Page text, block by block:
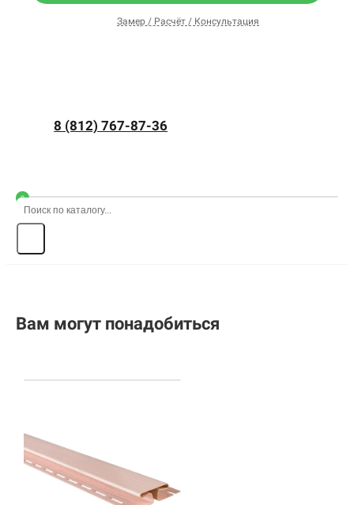
Замер / Расчёт / Консультация
8 (812) 767-87-36
0
Вам могут понадобиться